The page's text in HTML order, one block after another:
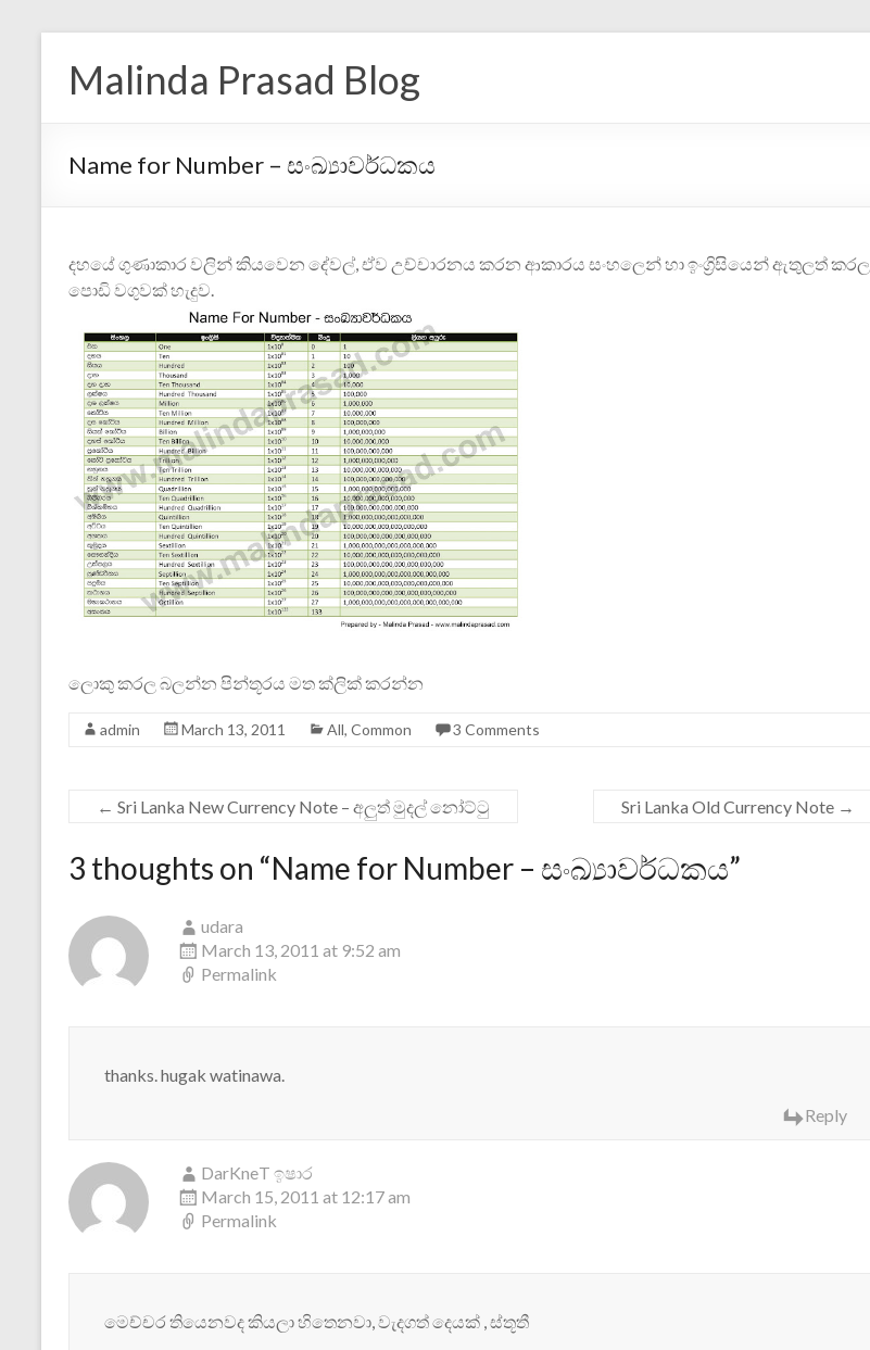
Malinda Prasad Blog
Name for Number – සංඛ්‍යාවර්ධකය
දහයේ ගුණාකාර වලින් කියවෙන දේවල්, ඒව උච්චාරනය කරන ආකාරය සංහලෙන් හා ඉංග්‍රිසියෙන් ඇතුලත් කරල
පොඩි වගුවක් හැදුව.
ලොකු කරල බලන්න පින්තූරය මත ක්ලික් කරන්න
admin March 13, 2011 All, Common 3 Comments
← Sri Lanka New Currency Note – අලුත් මුදල් නෝට්ටු Sri Lanka Old Currency Note →
3 thoughts on “Name for Number – සංඛ්‍යාවර්ධකය”
udara
March 13, 2011 at 9:52 am
Permalink
thanks. hugak watinawa.
Reply
DarKneT ඉෂාර
March 15, 2011 at 12:17 am
Permalink
මෙච්චර තියෙනවද කියලා හිතෙනවා, වැදගත් දෙයක් , ස්තූතී